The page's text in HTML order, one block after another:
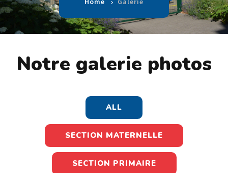
Notre galerie photos
ALL
SECTION MATERNELLE
SECTION PRIMAIRE